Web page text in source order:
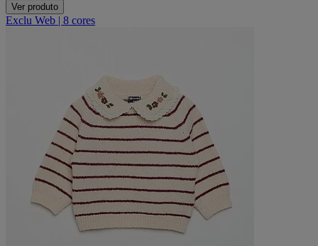
Ver produto
Exclu Web | 8 cores